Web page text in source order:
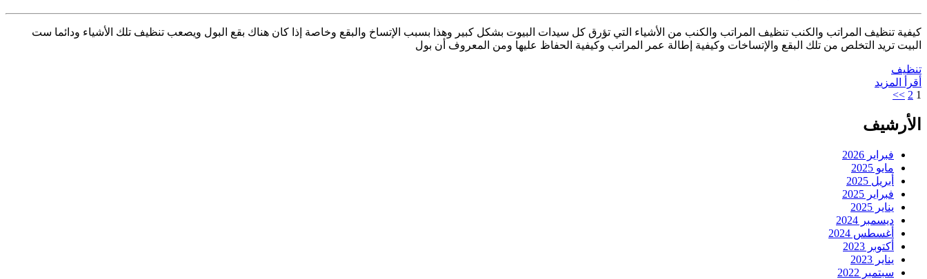
كيفية تنظيف المراتب والكنب تنظيف المراتب والكنب من الأشياء التي تؤرق كل سيدات البيوت بشكل كبير وهذا بسبب الإتساخ والبقع وخاصة إذا كان هناك بقع البول ويصعب تنظيف تلك الأشياء ودائما ست
البيت تريد التخلص من تلك البقع والإتساخات وكيفية إطالة عمر المراتب وكيفية الحفاظ عليها ومن المعروف أن بول
تنظيف
أقرأ المزيد
1
2
>>
الأرشيف
فبراير 2026
مايو 2025
أبريل 2025
فبراير 2025
يناير 2025
ديسمبر 2024
أغسطس 2024
أكتوبر 2023
يناير 2023
سبتمبر 2022